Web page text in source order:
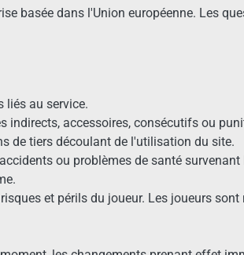
basée dans l'Union européenne. Les
liés au service.
accessoires, consécutifs ou
de tiers découlant de l'utilisation du site.
ou problèmes de santé
et périls du joueur. Les joueurs